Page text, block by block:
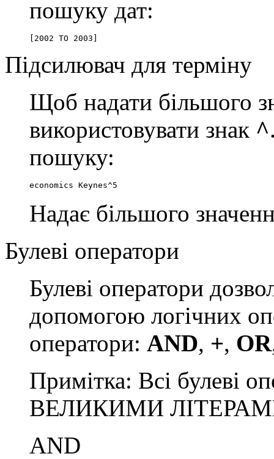
пошуку дат:
[2002 TO 2003]
Підсилювач для терміну
Щоб надати більшого
використовувати знак ^
пошуку:
economics Keynes^5
Надає більшого
Булеві оператори
Булеві оператори
допомогою логічних
оператори: AND, +, OR
Примітка: Всі булеві
ВЕЛИКИМИ
AND